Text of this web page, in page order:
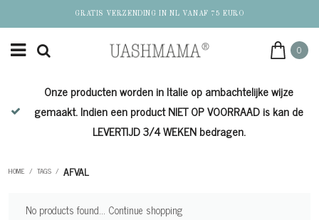
GRATIS VERZENDING IN NL VANAF 75 EURO
0
Onze producten worden in Italie op ambachtelijke wijze
gemaakt. Indien een product NIET OP VOORRAAD is kan de
LEVERTIJD 3/4 WEKEN bedragen.
HOME / TAGS / AFVAL
No products found... Continue shopping